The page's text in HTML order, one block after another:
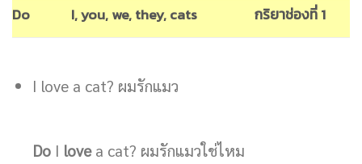
Do
I, you, we, they, cats กริยาช่องที่ 1
I love a cat? ผมรักแมว
DoI lovea cat? ผมรักแมวใช่ไหม